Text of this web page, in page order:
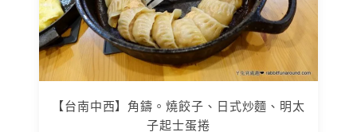
【台南中西】角鑄。燒餃子、日式炒麵、明太
子起士蛋捲